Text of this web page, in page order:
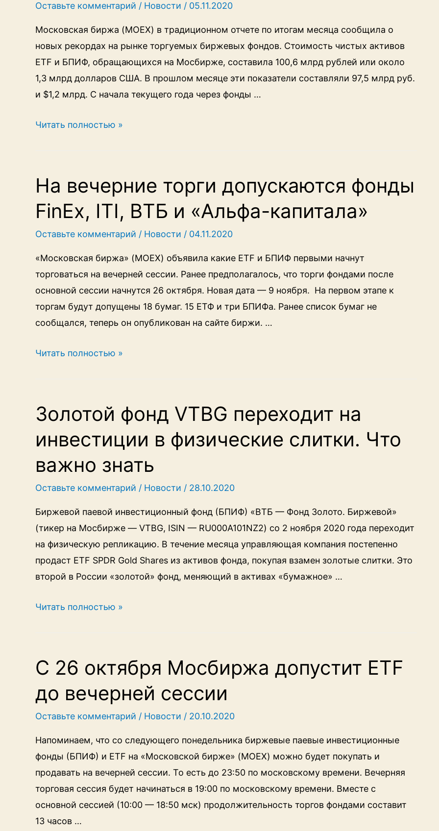
вошли
два
БПИФ
Сбера
Оставьте комментарий / Новости / 05.11.2020
Московская биржа (MOEX) в традиционном отчете по итогам месяца сообщила о
новых рекордах на рынке торгуемых биржевых фондов. Стоимость чистых активов
ETF и БПИФ, обращающихся на Мосбирже, составила 100,6 млрд рублей или около
1,3 млрд долларов США. В прошлом месяце эти показатели составляли 97,5 млрд руб.
и $1,2 млрд. С начала текущего года через фонды …
Стоимость
на
Мосбирже
превысила
100
млрд
Читать полностью »
На вечерние торги допускаются фонды
FinEx, ITI, ВТБ и «Альфа-капитала»
Оставьте комментарий / Новости / 04.11.2020
«Московская биржа» (MOEX) объявила какие ETF и БПИФ первыми начнут
торговаться на вечерней сессии. Ранее предполагалось, что торги фондами после
основной сессии начнутся 26 октября. Новая дата — 9 ноября. На первом этапе к
торгам будут допущены 18 бумаг. 15 ЕТФ и три БПИФа. Ранее список бумаг не
сообщался, теперь он опубликован на сайте биржи. …
На
фонды
FinEx,
ITI,
ВТБ
и
капитала»
Читать полностью »
Золотой фонд VTBG переходит на
инвестиции в физические слитки. Что
важно знать
Оставьте комментарий / Новости / 28.10.2020
Биржевой паевой инвестиционный фонд (БПИФ) «ВТБ — Фонд Золото. Биржевой»
(тикер на Мосбирже — VTBG, ISIN — RU000A101NZ2) со 2 ноября 2020 года переходит
на физическую репликацию. В течение месяца управляющая компания постепенно
продаст ETF SPDR Gold Shares из активов фонда, покупая взамен золотые слитки. Это
второй в России «золотой» фонд, меняющий в активах «бумажное» …
Золотой
на
инвестиции
в
физические
слитки.
Что
Читать полностью »
С 26 октября Мосбиржа допустит ETF
до вечерней сессии
Оставьте комментарий / Новости / 20.10.2020
Напоминаем, что со следующего понедельника биржевые паевые инвестиционные
фонды (БПИФ) и ETF на «Московской бирже» (MOEX) можно будет покупать и
продавать на вечерней сессии. То есть до 23:50 по московскому времени. Вечерняя
торговая сессия будет начинаться в 19:00 по московскому времени. Вместе с
основной сессией (10:00 — 18:50 мск) продолжительность торгов фондами составит
13 часов …